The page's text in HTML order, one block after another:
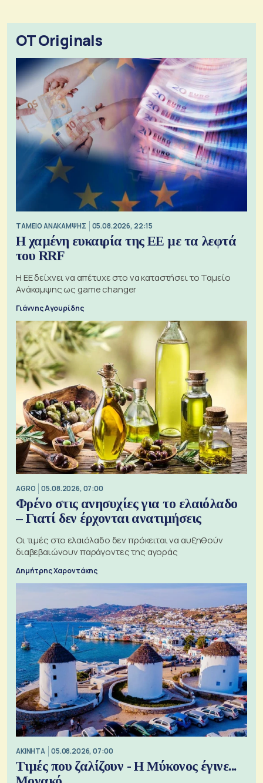
OT Originals
ΤΑΜΕΙΟ ΑΝΑΚΑΜΨΗΣ 05.08.2026, 22:15
Η χαμένη ευκαιρία της ΕΕ με τα λεφτά
του RRF
Η ΕΕ δείχνει να απέτυχε στο να καταστήσει το Ταμείο
Ανάκαμψης ως game changer
Γιάννης Αγουρίδης
AGRO 05.08.2026, 07:00
Φρένο στις ανησυχίες για το ελαιόλαδο
– Γιατί δεν έρχονται ανατιμήσεις
Οι τιμές στο ελαιόλαδο δεν πρόκειται να αυξηθούν
διαβεβαιώνουν παράγοντες της αγοράς
Δημήτρης Χαροντάκης
ΑΚΙΝΗΤΑ 05.08.2026, 07:00
Τιμές που ζαλίζουν - Η Μύκονος έγινε...